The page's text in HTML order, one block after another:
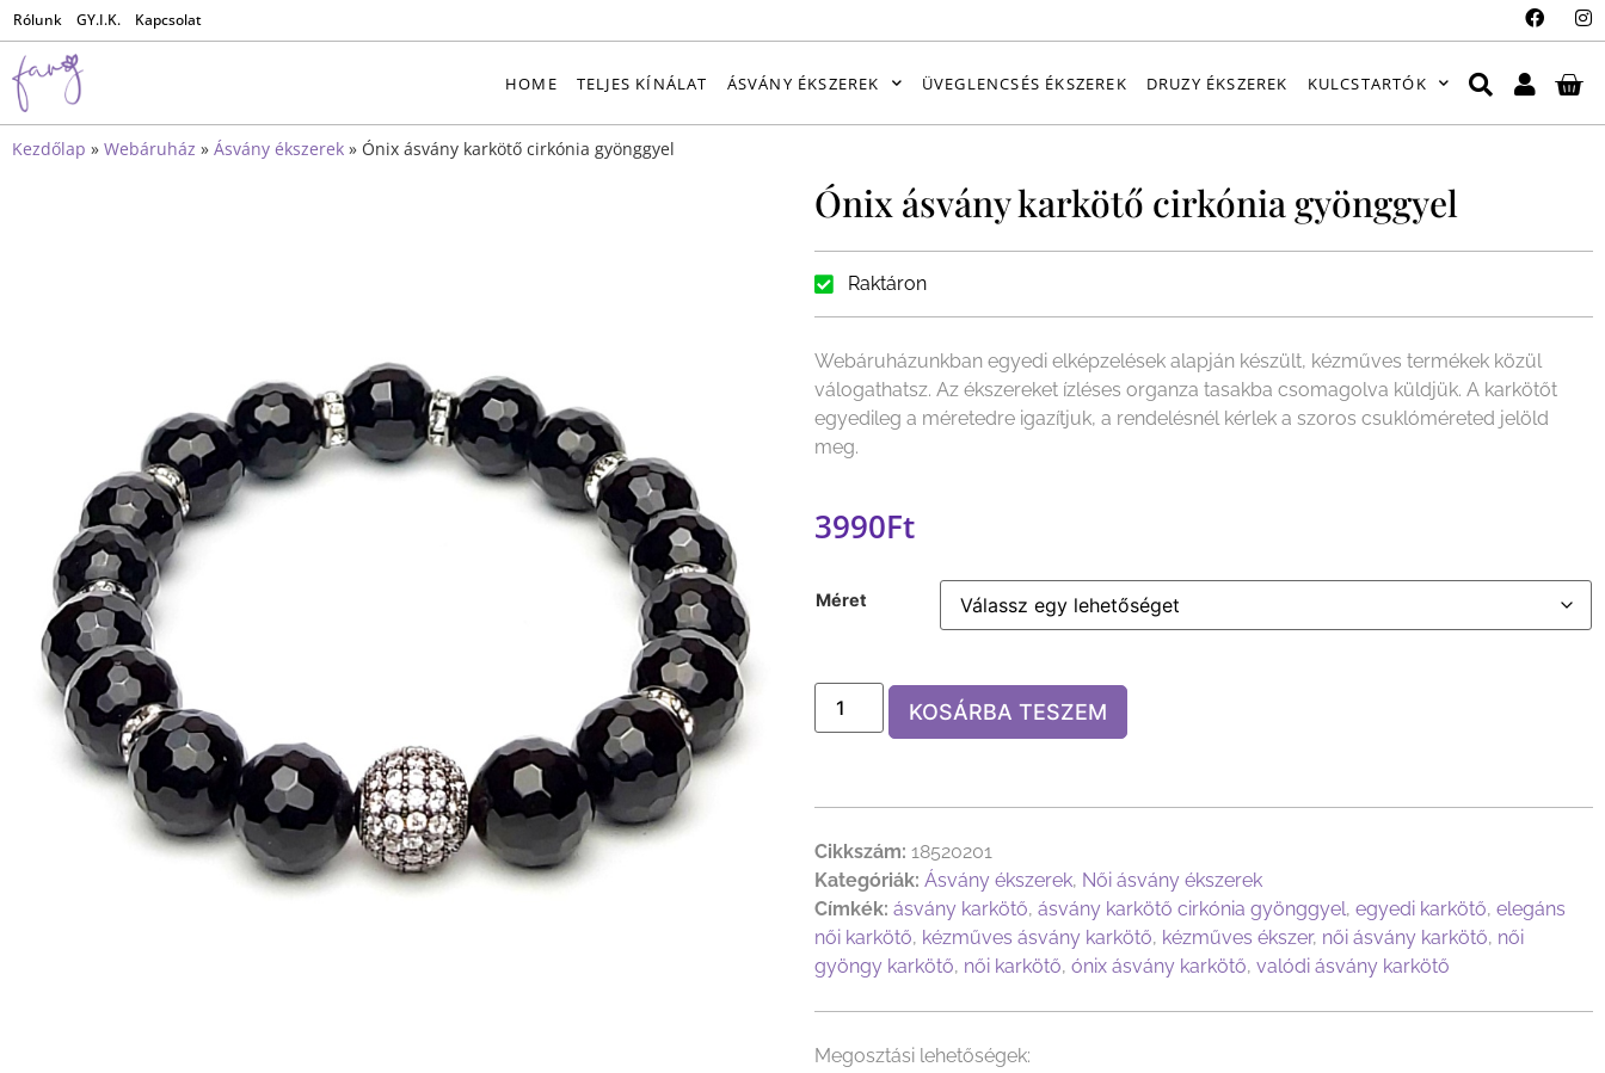
Rólunk GY.I.K. Kapcsolat
HOME TELJES KÍNÁLAT ÁSVÁNY ÉKSZEREK ÜVEGLENCSÉS ÉKSZEREK DRUZY ÉKSZEREK KULCSTARTÓK
Kezdőlap » Webáruház » Ásvány ékszerek » Ónix ásvány karkötő cirkónia gyönggyel
Ónix ásvány karkötő cirkónia gyönggyel
Raktáron
Webáruházunkban egyedi elképzelések alapján készült, kézműves termékek közül
válogathatsz. Az ékszereket ízléses organza tasakba csomagolva küldjük. A karkötőt
egyedileg a méretedre igazítjuk, a rendelésnél kérlek a szoros csuklóméreted jelöld
meg.
3990Ft
Méret
KOSÁRBA TESZEM
Cikkszám: 18520201
Kategóriák: Ásvány ékszerek, Női ásvány ékszerek
Címkék: ásvány karkötő, ásvány karkötő cirkónia gyönggyel, egyedi karkötő, elegáns
női karkötő, kézműves ásvány karkötő, kézműves ékszer, női ásvány karkötő, női
gyöngy karkötő, női karkötő, ónix ásvány karkötő, valódi ásvány karkötő
Megosztási lehetőségek: